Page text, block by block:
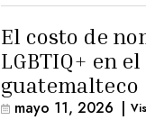
El costo de
LGBTIQ+ en
guatemalteco
mayo 11, 2026 |